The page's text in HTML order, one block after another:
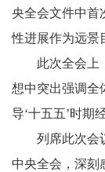
央全会文件中首
性进展作为远景
此次全会上
想中突出强调全
导‘十五五’时期
列席此次会
中央全会，深刻